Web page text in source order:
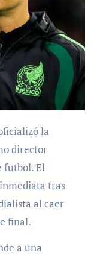
director
futbol. El
tras
al caer
final.
a una